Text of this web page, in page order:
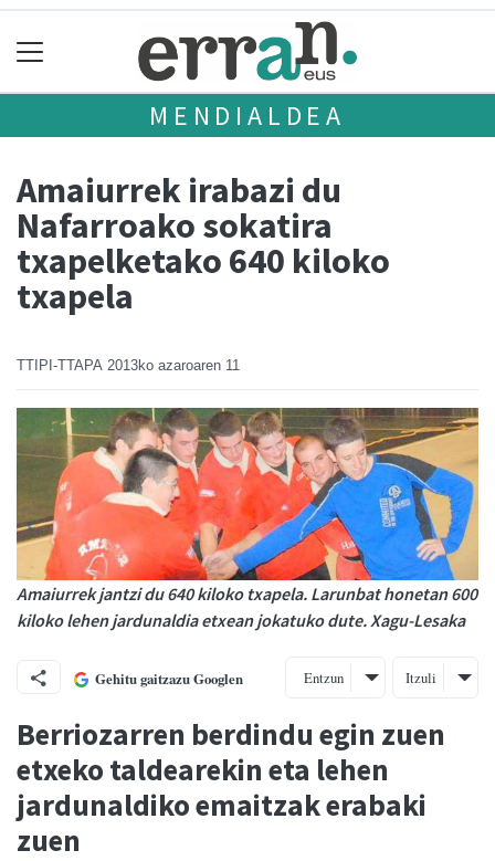
MENDIALDEA
Amaiurrek irabazi du
Nafarroako sokatira
txapelketako 640 kiloko
txapela
TTIPI-TTAPA 2013ko azaroaren 11
Amaiurrek jantzi du 640 kiloko txapela. Larunbat honetan 600
kiloko lehen jardunaldia etxean jokatuko dute. Xagu-Lesaka
Gehitu gaitzazu Googlen Entzun Itzuli
Berriozarren berdindu egin zuen
etxeko taldearekin eta lehen
jardunaldiko emaitzak erabaki
zuen